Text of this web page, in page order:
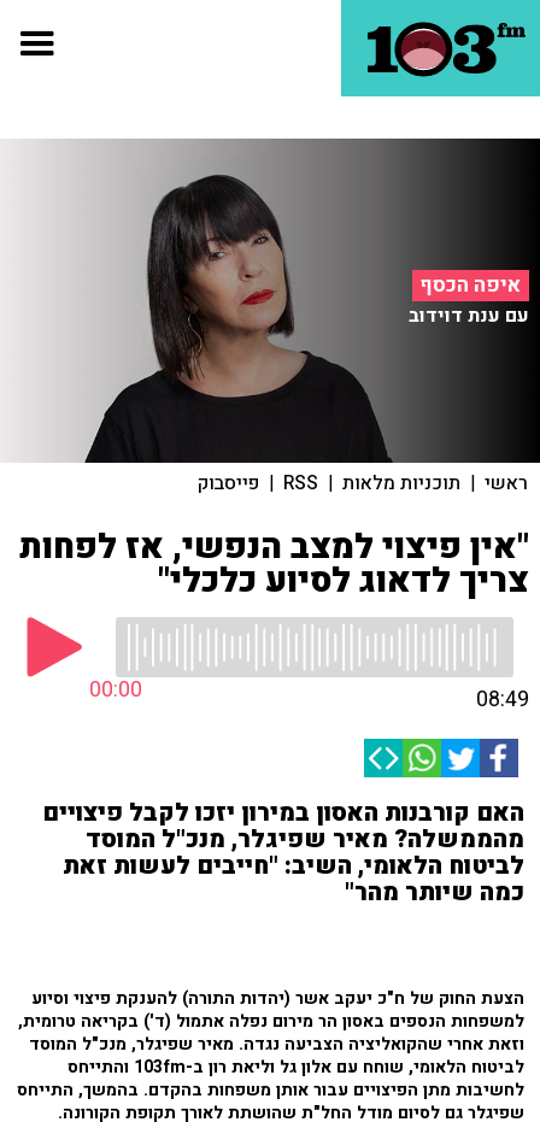
איפה הכסף
עם ענת דוידוב
ראשי | תוכניות מלאות |
RSS
| פייסבוק
"אין פיצוי למצב הנפשי, אז לפחות
צריך לדאוג לסיוע כלכלי"
00:00 08:49
האם קורבנות האסון במירון יזכו לקבל פיצויים
מהממשלה? מאיר שפיגלר, מנכ"ל המוסד
לביטוח הלאומי, השיב: "חייבים לעשות זאת
כמה שיותר מהר"
הצעת החוק של ח"כ יעקב אשר (יהדות התורה) להענקת פיצוי וסיוע
למשפחות הנספים באסון הר מירום נפלה אתמול (ד') בקריאה טרומית,
וזאת אחרי שהקואליציה הצביעה נגדה. מאיר שפיגלר, מנכ"ל המוסד
לביטוח הלאומי, שוחח עם אלון גל וליאת רון ב-103fm והתייחס
לחשיבות מתן הפיצויים עבור אותן משפחות בהקדם. בהמשך, התייחס
שפיגלר גם לסיום מודל החל"ת שהושתת לאורך תקופת הקורונה.